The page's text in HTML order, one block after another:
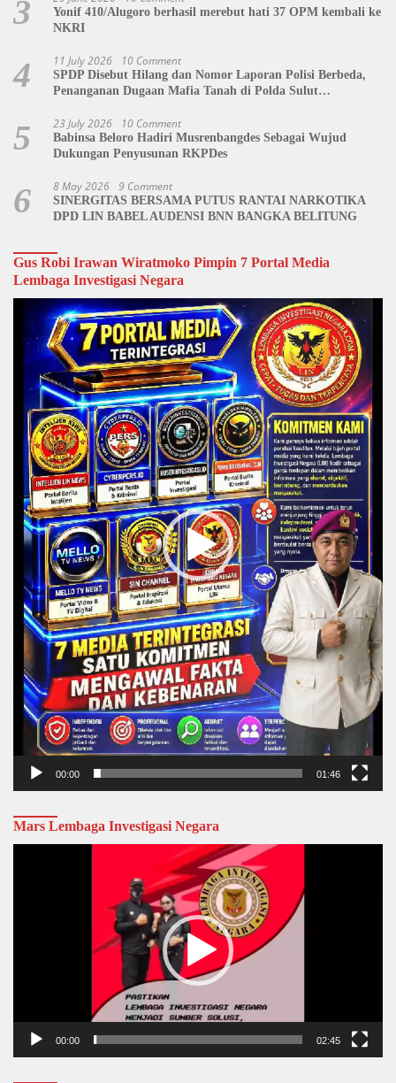
3
Yonif 410/Alugoro berhasil merebut hati 37 OPM kembali ke
NKRI
4 11 July 2026 10 Comment
SPDP Disebut Hilang dan Nomor Laporan Polisi Berbeda,
Penanganan Dugaan Mafia Tanah di Polda Sulut
5 23 July 2026 10 Comment
Babinsa Beloro Hadiri Musrenbangdes Sebagai Wujud
Dukungan Penyusunan RKPDes
6 8 May 2026 9 Comment
SINERGITAS BERSAMA PUTUS RANTAI NARKOTIKA
DPD LIN BABEL AUDENSI BNN BANGKA BELITUNG
Gus Robi Irawan Wiratmoko Pimpin 7 Portal Media
Lembaga Investigasi Negara
Video
Player
00:00 01:46
Mars Lembaga Investigasi Negara
00:00 02:45